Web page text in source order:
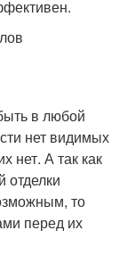
в любой
нет видимых
нет. А так как
отделки
то
перед их